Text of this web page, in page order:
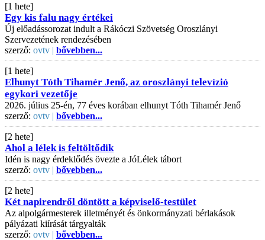
[1 hete]
Egy kis falu nagy értékei
Új előadássorozat indult a Rákóczi Szövetség Oroszlányi
Szervezetének rendezésében
szerző: ovtv | bővebben...
[1 hete]
Elhunyt Tóth Tihamér Jenő, az oroszlányi televízió
egykori vezetője
2026. július 25-én, 77 éves korában elhunyt Tóth Tihamér Jenő
szerző: ovtv | bővebben...
[2 hete]
Ahol a lélek is feltöltődik
Idén is nagy érdeklődés övezte a JóLélek tábort
szerző: ovtv | bővebben...
[2 hete]
Két napirendről döntött a képviselő-testület
Az alpolgármesterek illetményét és önkormányzati bérlakások
pályázati kiírását tárgyalták
szerző: ovtv | bővebben...